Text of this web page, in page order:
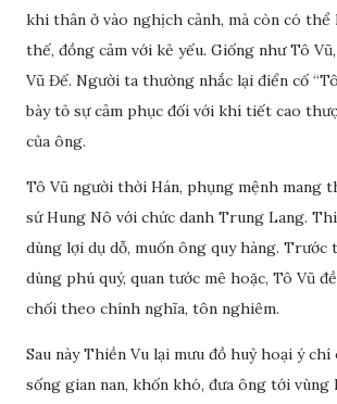
khi thân ở vào nghịch cảnh, mà còn có thể
thế, đồng cảm với kẻ yếu. Giống như Tô
Vũ Đế. Người ta thường nhắc lại điển cố
bày tỏ sự cảm phục đối với khí tiết cao
của ông.
Tô Vũ người thời Hán, phụng mệnh mang
sứ Hung Nô với chức danh Trung Lang.
dùng lợi dụ dỗ, muốn ông quy hàng. Trước
dùng phú quý, quan tước mê hoặc, Tô Vũ
chối theo chính nghĩa, tôn nghiêm.
Sau này Thiền Vu lại mưu đồ huỷ hoại ý chí
sống gian nan, khốn khó, đưa ông tới vùng